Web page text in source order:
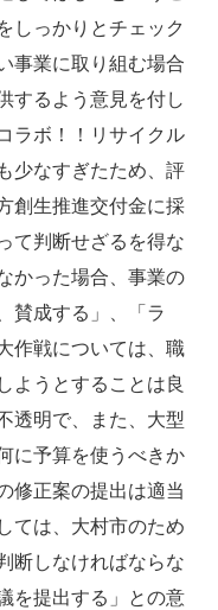
しっかりとチェック
事業に取り組む場合
するよう意見を付し
ラボ！！リサイクル
少なすぎたため、評
創生推進交付金に採
て判断せざるを得な
かった場合、事業の
賛成する」、「ラ
作戦については、職
ようとすることは良
透明で、また、大型
に予算を使うべきか
修正案の提出は適当
ては、大村市のため
断しなければならな
を提出する」との意